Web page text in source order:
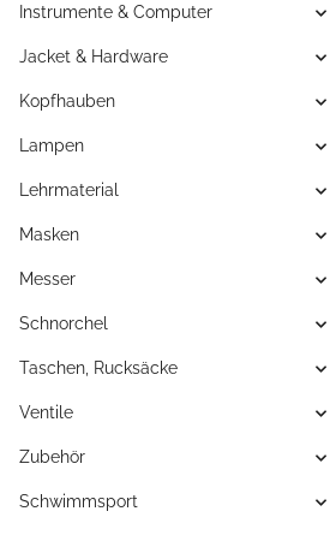
Instrumente & Computer
Jacket & Hardware
Kopfhauben
Lampen
Lehrmaterial
Masken
Messer
Schnorchel
Taschen, Rucksäcke
Ventile
Zubehör
Schwimmsport